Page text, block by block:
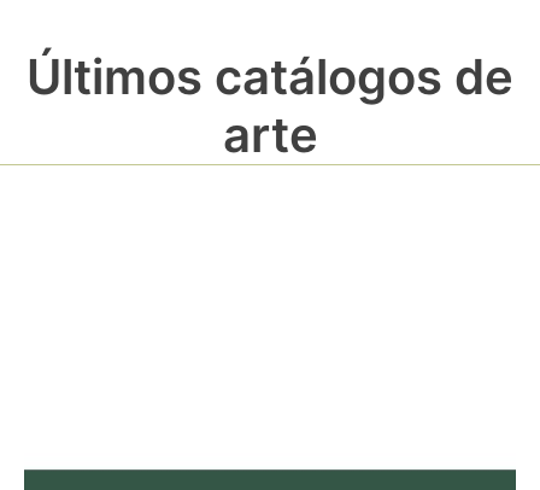
Últimos catálogos de
arte